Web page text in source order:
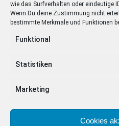
wie das Surfverhalten oder eindeutige
Wenn Du deine Zustimmung nicht
bestimmte Merkmale und Funktionen
Funktional
Statistiken
Marketing
Cookies
STARS 4 years ago
Barbara
von